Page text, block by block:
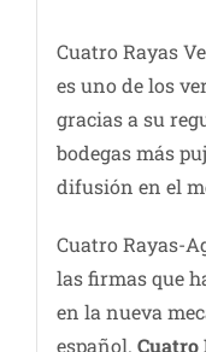
Cuatro Rayas
es uno de los
gracias a su
bodegas más
difusión en el
Cuatro Rayas-
las firmas que
en la nueva
español. Cuatro